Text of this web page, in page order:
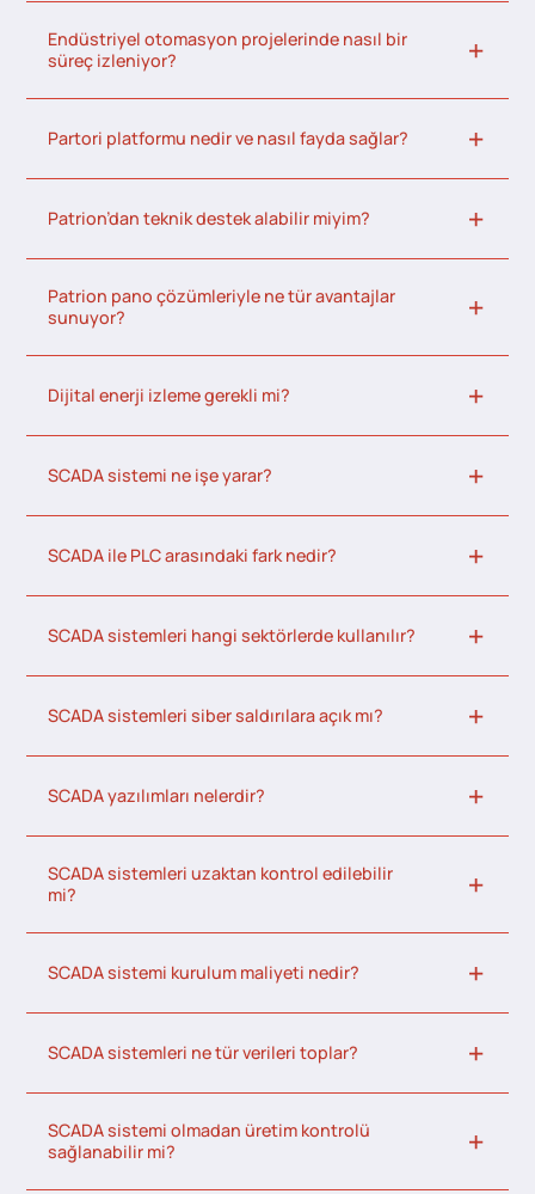
Endüstriyel otomasyon projelerinde nasıl bir
süreç izleniyor?
Partori platformu nedir ve nasıl fayda sağlar?
Patrion’dan teknik destek alabilir miyim?
Patrion pano çözümleriyle ne tür avantajlar
sunuyor?
Dijital enerji izleme gerekli mi?
SCADA sistemi ne işe yarar?
SCADA ile PLC arasındaki fark nedir?
SCADA sistemleri hangi sektörlerde kullanılır?
SCADA sistemleri siber saldırılara açık mı?
SCADA yazılımları nelerdir?
SCADA sistemleri uzaktan kontrol edilebilir
mi?
SCADA sistemi kurulum maliyeti nedir?
SCADA sistemleri ne tür verileri toplar?
SCADA sistemi olmadan üretim kontrolü
sağlanabilir mi?